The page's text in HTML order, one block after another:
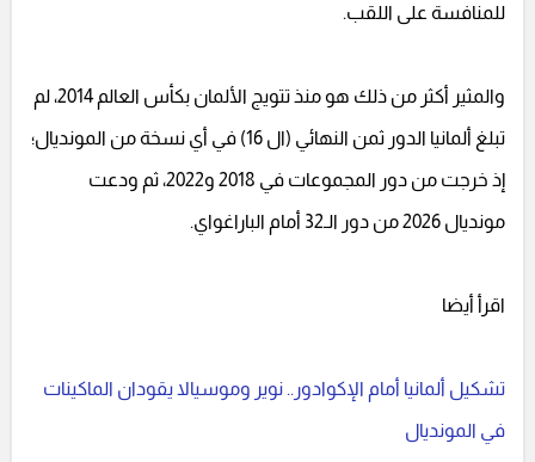
للمنافسة على اللقب.
والمثير أكثر من ذلك هو منذ تتويج الألمان بكأس العالم 2014، لم
تبلغ ألمانيا الدور ثمن النهائي (ال 16) في أي نسخة من المونديال؛
إذ خرجت من دور المجموعات في 2018 و2022، ثم ودعت
مونديال 2026 من دور الـ32 أمام الباراغواي.
اقرأ أيضا
تشكيل ألمانيا أمام الإكوادور.. نوير وموسيالا يقودان الماكينات
في المونديال